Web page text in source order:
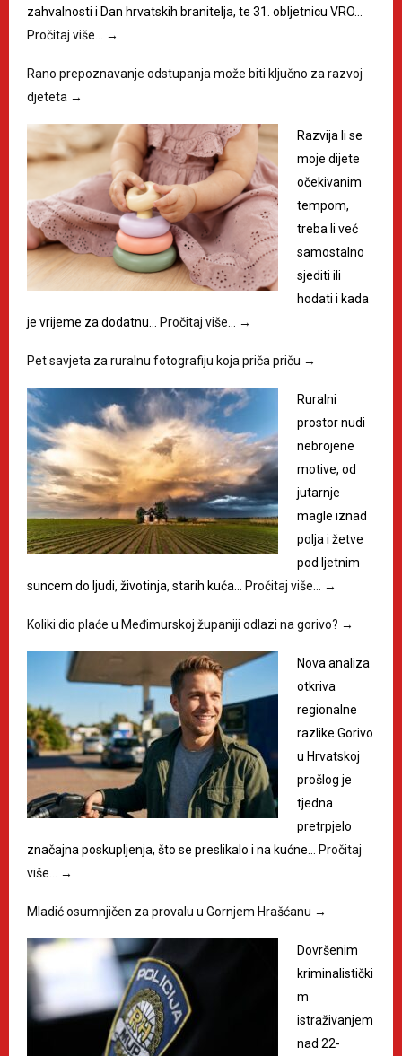
zahvalnosti i Dan hrvatskih branitelja, te 31. obljetnicu VRO…
Pročitaj više… →
Rano prepoznavanje odstupanja može biti ključno za razvoj
djeteta →
Razvija li se
moje dijete
očekivanim
tempom,
treba li već
samostalno
sjediti ili
hodati i kada
je vrijeme za dodatnu… Pročitaj više… →
Pet savjeta za ruralnu fotografiju koja priča priču →
Ruralni
prostor nudi
nebrojene
motive, od
jutarnje
magle iznad
polja i žetve
pod ljetnim
suncem do ljudi, životinja, starih kuća… Pročitaj više… →
Koliki dio plaće u Međimurskoj županiji odlazi na gorivo? →
Nova analiza
otkriva
regionalne
razlike Gorivo
u Hrvatskoj
prošlog je
tjedna
pretrpjelo
značajna poskupljenja, što se preslikalo i na kućne… Pročitaj
više… →
Mladić osumnjičen za provalu u Gornjem Hrašćanu →
Dovršenim
kriminalistički
m
istraživanjem
nad 22-